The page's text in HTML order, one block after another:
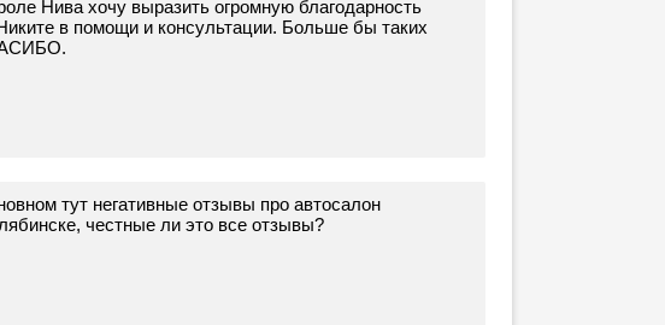
Нива хочу выразить огромную благодарность
в помощи и консультации. Больше бы таких
тут негативные отзывы про автосалон
честные ли это все отзывы?